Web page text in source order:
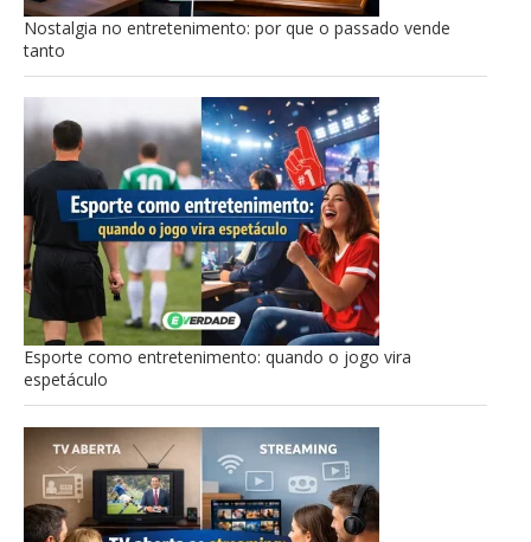
Nostalgia no entretenimento: por que o passado vende
tanto
Esporte como entretenimento: quando o jogo vira
espetáculo